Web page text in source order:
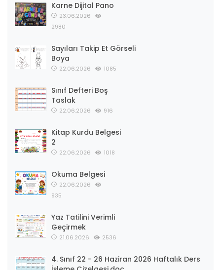
Karne Dijital Pano
23.06.2026
2980
Sayıları Takip Et Görseli
Boya
22.06.2026 1085
Sınıf Defteri Boş
Taslak
22.06.2026 916
Kitap Kurdu Belgesi
2
22.06.2026 1018
Okuma Belgesi
22.06.2026
935
Yaz Tatilini Verimli
Geçirmek
21.06.2026 2536
4. Sınıf 22 - 26 Haziran 2026 Haftalık Ders